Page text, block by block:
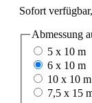
Sofort
Abmessung
5 x 10 m
6 x 10 m
10 x 10 m
7,5 x 15